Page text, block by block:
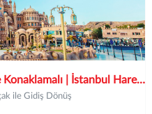
Baştan Başa Mısır Turu | 7 Gece Konaklamalı | İstanbul Hareketli |
ile Gidiş Dönüş